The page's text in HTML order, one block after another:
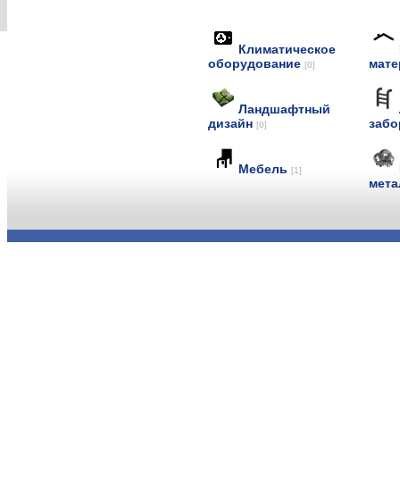
Климатическое
оборудование [0]
Ландшафтный
дизайн [0]
Мебель [1]